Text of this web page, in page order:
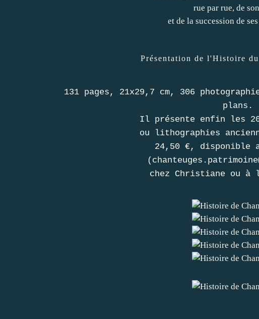
rue par rue, de
et de la succession de
Présentation de l'Histoire
131 pages, 21x29,7 cm, 306
plans.
Il présente enfin les
ou lithographies
24,50 €, disponible
chez Christiane ou à